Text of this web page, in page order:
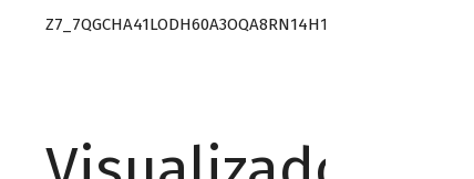
Z7_7QGCHA41LODH60A3OQA8RN14H1